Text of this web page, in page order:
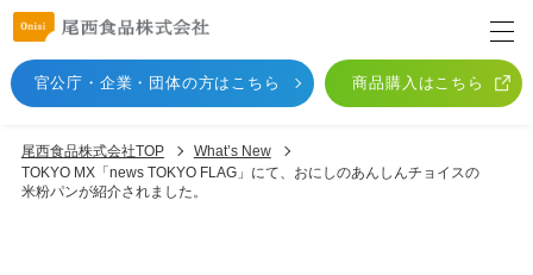
官公庁・企業・団体の方はこちら 商品購入はこちら
尾西食品株式会社TOP
What’s New
TOKYO MX「news TOKYO FLAG」にて、おにしのあんしんチョイスの
米粉パンが紹介されました。